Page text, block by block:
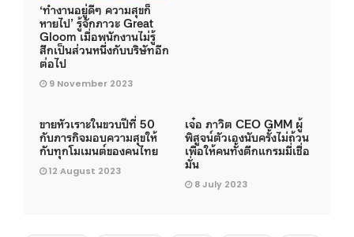
‘ทำงานอยู่ดีๆ ความสุขก็
หายไป’ รู้จักภาวะ Great
Gloom เมื่อพนักงานไม่รู้
สึกเป็นส่วนหนึ่งกับบริษัทอีก
ต่อไป
9 November 2023
ขายหัวเราะในขวบปีที่ 50
กับภารกิจมอบความสุขให้
กับทุกโมเมนต์ของคนไทย
12 August 2023
เจ๋อ ภาวิต CEO GMM ผู้
พิสูจน์ตัวเองนับครั้งไม่ถ้วน
เพื่อให้คนทั้งตึกแกรมมี่เชื่อ
มั่น
8 July 2023